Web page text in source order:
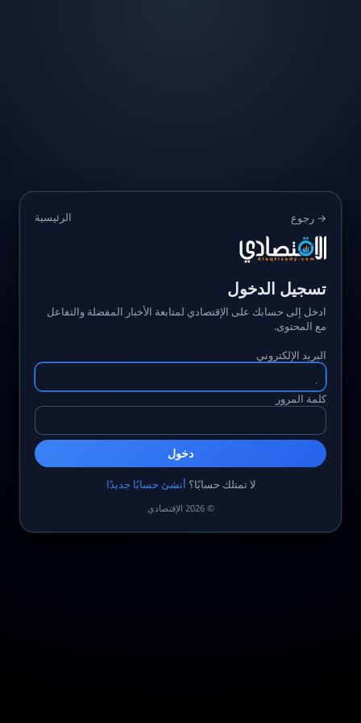
→ رجوع الرئيسية
تسجيل الدخول
ادخل إلى حسابك على الإقتصادي لمتابعة الأخبار المفضلة والتفاعل
مع المحتوى.
البريد الإلكتروني
كلمة المرور
دخول
لا تمتلك حسابًا؟ أنشئ حسابًا جديدًا
© 2026 الإقتصادي